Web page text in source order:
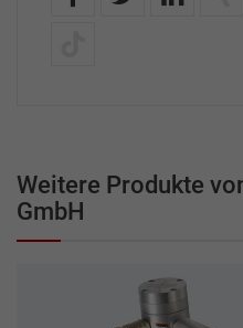
Weitere Produkte
GmbH